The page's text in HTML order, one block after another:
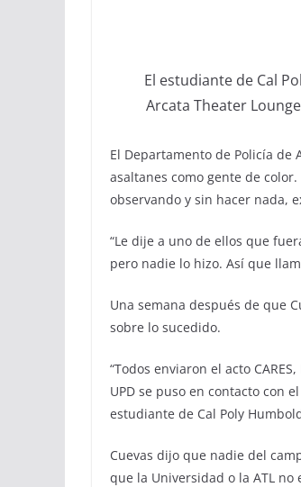
El estudiante de Cal
Arcata Theater
El Departamento de Policía de
asaltanes como gente de
observando y sin hacer nada,
“Le dije a uno de ellos que
pero nadie lo hizo. Así que
Una semana después de que
sobre lo sucedido.
“Todos enviaron el acto
UPD se puso en contacto con
estudiante de Cal Poly
Cuevas dijo que nadie del
que la Universidad o la ATL no